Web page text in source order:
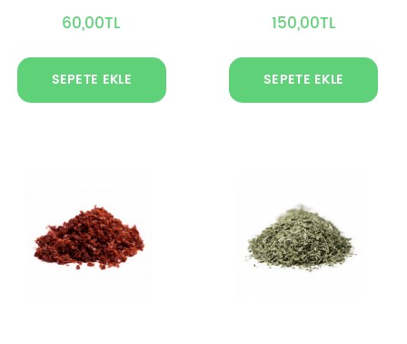
60,00TL
SEPETE EKLE
150,00TL
SEPETE EKLE